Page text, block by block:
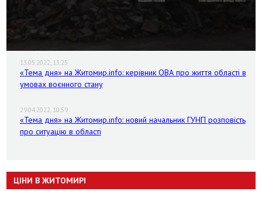
13.05.2022, 13:25
«Тема дня» на Житомир.info: керівник ОВА про життя області в
умовах воєнного стану
29.04.2022, 10:59
«Тема дня» на Житомир.info: новий начальник ГУНП розповість
про ситуацію в області
ЦІНИ В ЖИТОМИРІ